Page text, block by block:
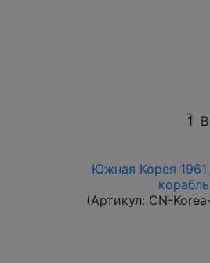
1
Южная Корея 1961
(Артикул: CN-